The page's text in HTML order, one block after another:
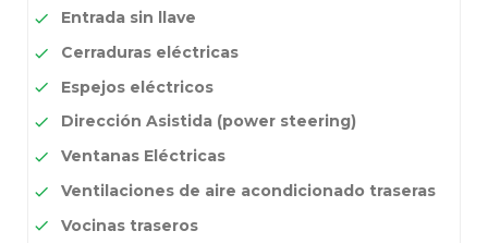
Entrada sin llave
Cerraduras eléctricas
Espejos eléctricos
Dirección Asistida (power steering)
Ventanas Eléctricas
Ventilaciones de aire acondicionado traseras
Vocinas traseros